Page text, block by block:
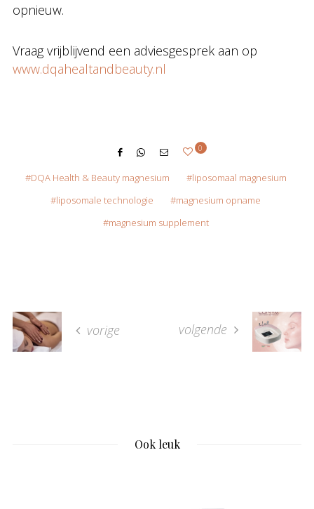
opnieuw.
Vraag vrijblijvend een adviesgesprek aan op
www.dqahealtandbeauty.nl
0
DQA Health & Beauty magnesium
liposomaal magnesium
liposomale technologie
magnesium opname
magnesium supplement
vorige volgende
Ook leuk